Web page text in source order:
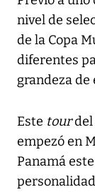
nivel de
de la Copa
diferentes
grandeza de
Este tour
empezó en
Panamá